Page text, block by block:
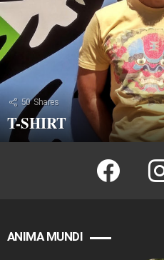
50 Shares
T-SHIRT
facebook
ANIMA MUNDI